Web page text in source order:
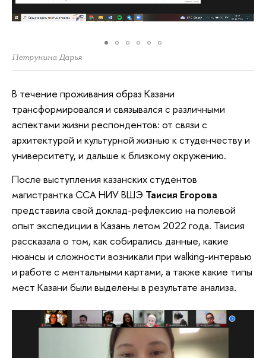
Петрунина Дарья
В течение проживания образ Казани
трансформировался и связывался с различными
аспектами жизни респондентов: от связи с
архитектурой и культурной жизнью к студенчеству и
университету, и дальше к близкому окружению.
После выступления казанских студентов
магистрантка ССА НИУ ВШЭ Таисия Егорова
представила свой доклад-рефлексию на полевой
опыт экспедиции в Казань летом 2022 года. Таисия
рассказала о том, как собирались данные, какие
нюансы и сложности возникали при walking-интервью
и работе с ментальными картами, а также какие типы
мест Казани были выделены в результате анализа.